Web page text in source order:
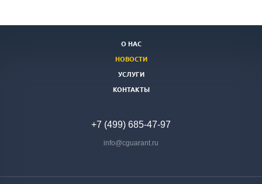
О НАС
НОВОСТИ
УСЛУГИ
КОНТАКТЫ
+7 (499) 685-47-97
info@cguarant.ru